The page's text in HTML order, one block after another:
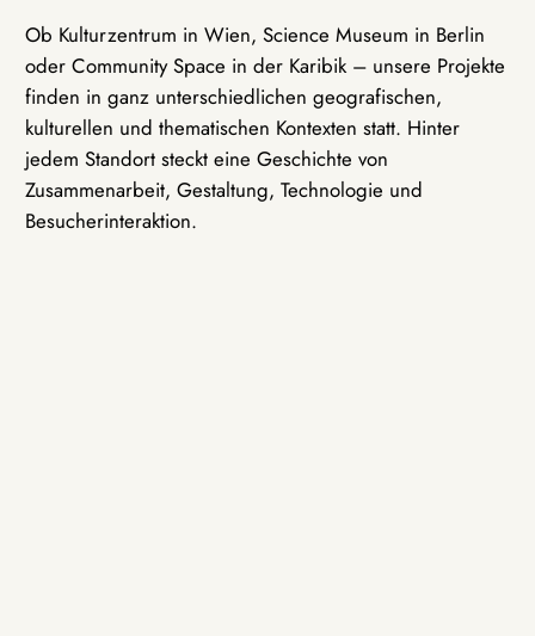
Ob Kulturzentrum in Wien, Science Museum in Berlin
oder Community Space in der Karibik – unsere Projekte
finden in ganz unterschiedlichen geografischen,
kulturellen und thematischen Kontexten statt. Hinter
jedem Standort steckt eine Geschichte von
Zusammenarbeit, Gestaltung, Technologie und
Besucherinteraktion.